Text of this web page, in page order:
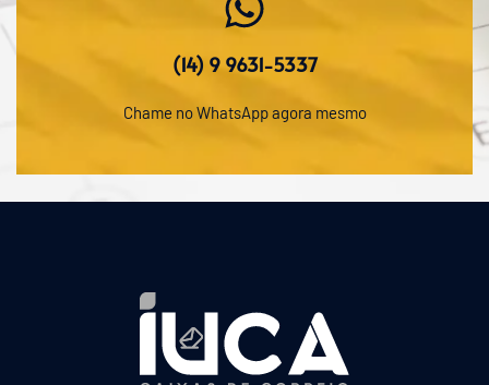
(14) 9 9631-5337
Chame no WhatsApp agora mesmo